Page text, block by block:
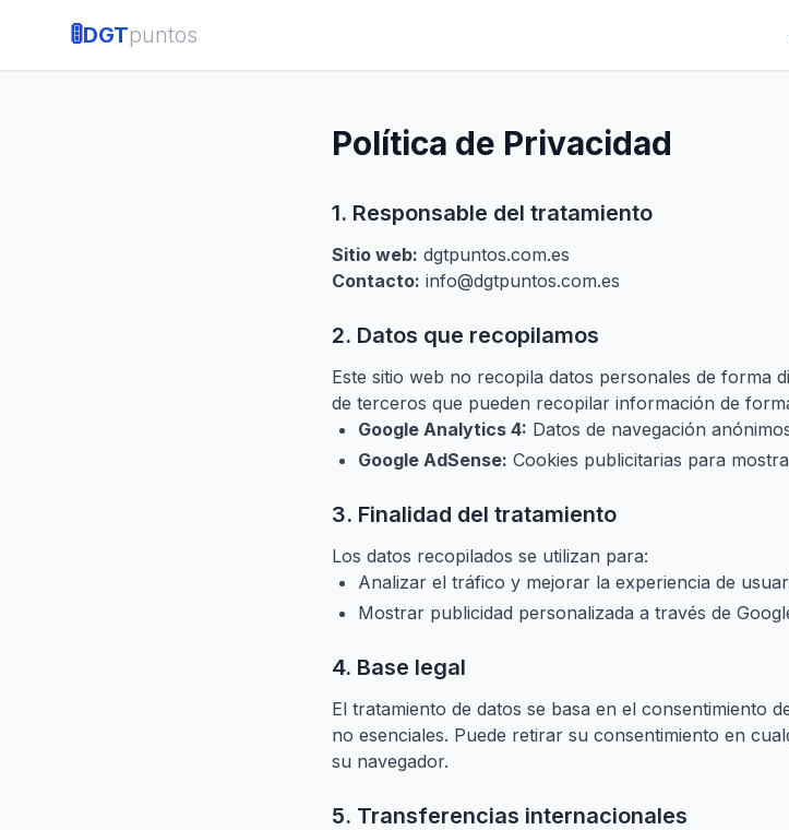
🚦DGTpuntos
Política de Privacidad
1. Responsable del tratamiento
Sitio web: dgtpuntos.com.es
Contacto: info@dgtpuntos.com.es
2. Datos que recopilamos
Este sitio web no recopila datos personales de forma
de terceros que pueden recopilar información de
Google Analytics 4: Datos de navegación
Google AdSense: Cookies publicitarias para
3. Finalidad del tratamiento
Los datos recopilados se utilizan para:
Analizar el tráfico y mejorar la experiencia de
Mostrar publicidad personalizada a través de
4. Base legal
El tratamiento de datos se basa en el consentimiento
no esenciales. Puede retirar su consentimiento en
su navegador.
5. Transferencias internacionales